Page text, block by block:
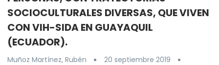
SOCIOCULTURALES DIVERSAS, QUE VIVEN
CON VIH-SIDA EN GUAYAQUIL
(ECUADOR).
Muñoz Martínez, Rubén
20 septiembre 2019